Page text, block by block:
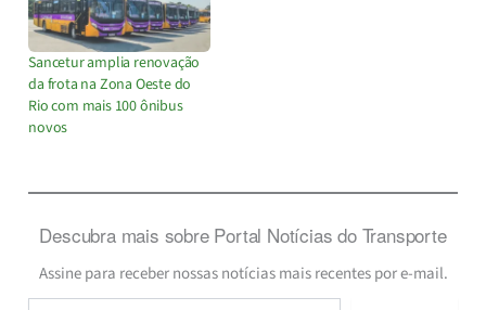
Sancetur amplia renovação
da frota na Zona Oeste do
Rio com mais 100 ônibus
novos
Descubra mais sobre Portal Notícias do Transporte
Assine para receber nossas notícias mais recentes por e-mail.